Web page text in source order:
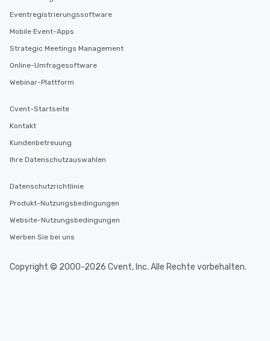
Eventregistrierungssoftware
Mobile Event-Apps
Strategic Meetings Management
Online-Umfragesoftware
Webinar-Plattform
Cvent-Startseite
Kontakt
Kundenbetreuung
Ihre Datenschutzauswahlen
Datenschutzrichtlinie
Produkt-Nutzungsbedingungen
Website-Nutzungsbedingungen
Werben Sie bei uns
Copyright © 2000-2026 Cvent, Inc. Alle Rechte vorbehalten.